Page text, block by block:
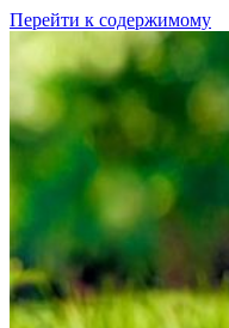
Перейти к содержимому